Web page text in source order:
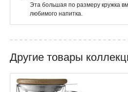
Эта большая по размеру кружка
любимого напитка.
Другие товары